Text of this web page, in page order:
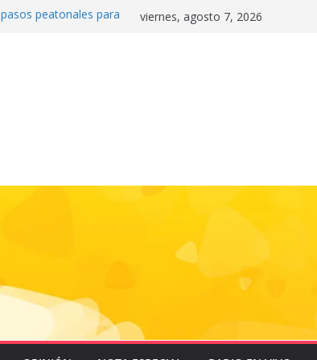
peatonales para
historia en el Draft
la motocicleta a la
2026
e impulsa triunfo de
viernes, agosto 7, 2026